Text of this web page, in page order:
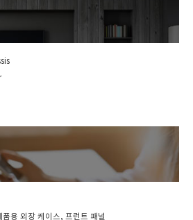
용 외장 케이스, 프런트 패널